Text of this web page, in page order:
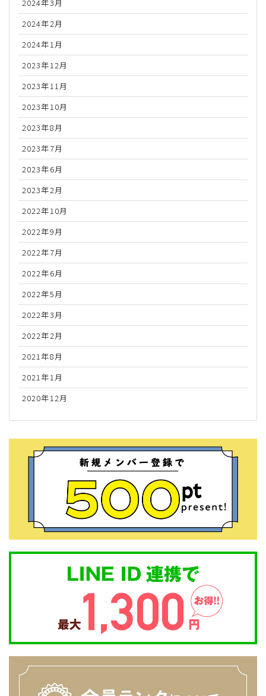
2024年3月
2024年2月
2024年1月
2023年12月
2023年11月
2023年10月
2023年8月
2023年7月
2023年6月
2023年2月
2022年10月
2022年9月
2022年7月
2022年6月
2022年5月
2022年3月
2022年2月
2021年8月
2021年1月
2020年12月